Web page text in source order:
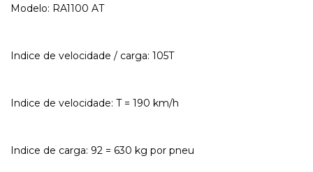
Modelo: RA1100 AT
Indice de velocidade / carga: 105T
Indice de velocidade: T = 190 km/h
Indice de carga: 92 = 630 kg por pneu